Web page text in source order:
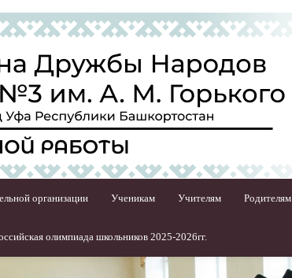
организации Ученикам Учителям Родителям
олимпиада школьников 2025-2026гг.